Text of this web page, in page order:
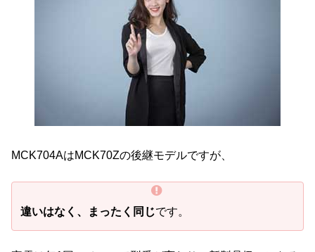
MCK704AはMCK70Zの後継モデルですが、
違いはなく、まったく同じです。